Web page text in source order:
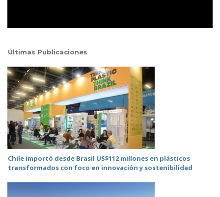
Últimas Publicaciones
Chile importó desde Brasil US$112 millones en plásticos
transformados con foco en innovación y sostenibilidad